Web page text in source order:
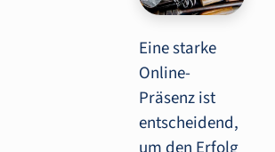
Eine starke
Online-
Präsenz ist
entscheidend,